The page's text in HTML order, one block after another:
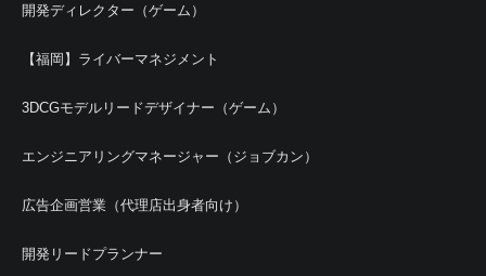
開発ディレクター（ゲーム）
【福岡】ライバーマネジメント
3DCGモデルリードデザイナー（ゲーム）
エンジニアリングマネージャー（ジョブカン）
広告企画営業（代理店出身者向け）
開発リードプランナー